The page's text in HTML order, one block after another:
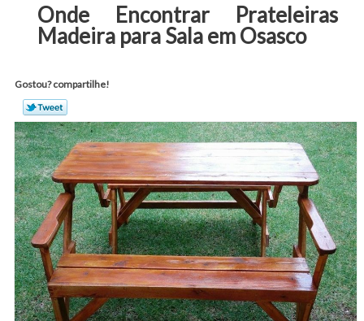
Onde Encontrar Prateleiras
Madeira para Sala em Osasco
Gostou? compartilhe!